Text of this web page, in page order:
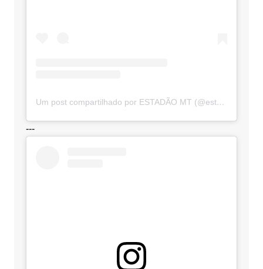
Um post compartilhado por ESTADÃO MT (@estadaomt)
---